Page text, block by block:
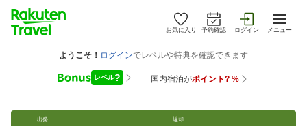
お気に入り 予約確認 ログイン メニュー
出発 返却